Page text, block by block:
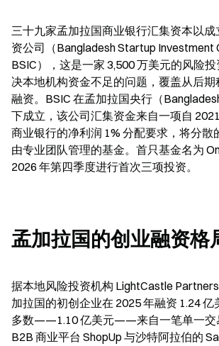
三十九家孟加拉国商业银行汇集资本以
资公司（Bangladesh Startup Investment
BSIC），这是一家 3,500 万美元的风险
决本地机构资金不足的问题，覆盖从后期
融资。BSIC 在孟加拉国央行（
下成立，该公司汇集资金来自一项自
商业银行的净利润 1% 分配要求，将分散
由专业团队管理的基金。首只基金名为
2026 年第四季度进行首次三项投资。
孟加拉国的创业融资格
据本地风险投资机构 LightCastle
加拉国的初创企业在 2025 年融资 1.24
多数——1.10 亿美元——来自一笔单一交
B2B 商业平台 ShopUp 与沙特阿拉伯的